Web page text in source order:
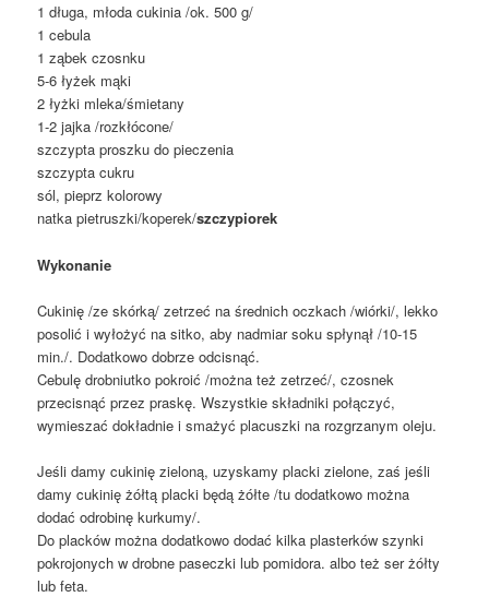
1 długa, młoda cukinia /ok. 500 g/
1 cebula
1 ząbek czosnku
5-6 łyżek mąki
2 łyżki mleka/śmietany
1-2 jajka /rozkłócone/
szczypta proszku do pieczenia
szczypta cukru
sól, pieprz kolorowy
natka pietruszki/koperek/szczypiorek
Wykonanie
Cukinię /ze skórką/ zetrzeć na średnich oczkach /wiórki/, lekko
posolić i wyłożyć na sitko, aby nadmiar soku spłynął /10-15
min./. Dodatkowo dobrze odcisnąć.
Cebulę drobniutko pokroić /można też zetrzeć/, czosnek
przecisnąć przez praskę. Wszystkie składniki połączyć,
wymieszać dokładnie i smażyć placuszki na rozgrzanym oleju.
Jeśli damy cukinię zieloną, uzyskamy placki zielone, zaś jeśli
damy cukinię żółtą placki będą żółte /tu dodatkowo można
dodać odrobinę kurkumy/.
Do placków można dodatkowo dodać kilka plasterków szynki
pokrojonych w drobne paseczki lub pomidora. albo też ser żółty
lub feta.